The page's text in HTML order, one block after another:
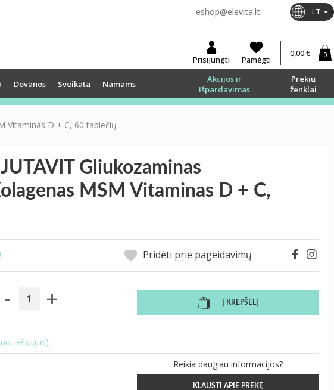
eshop@elevita.lt LT
Prisijungti Pamėgti
0,00 € 0
Dovanos Sveikata Namams
Akcijos ir
Išpardavimas
Prekių
ženklai
Vitaminas D + C, 60 tablečių
Gliukozaminas
MSM Vitaminas D + C,
Pridėti prie pageidavimų
- + Į KREPŠELĮ
taškų(us).
Reikia daugiau informacijos?
KLAUSTI APIE PREKĘ